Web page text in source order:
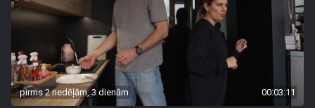
pirms 2 nedēļām, 3 dienām 00:03:11